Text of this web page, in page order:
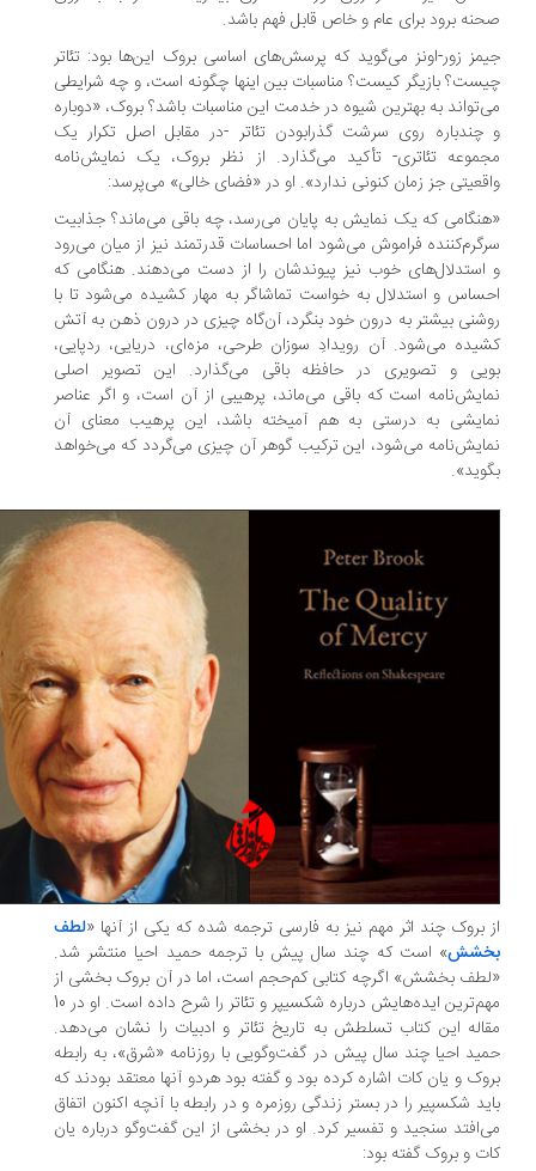
برود برای عام و خاص قابل فهم باشد.
زور-اونز می‌گوید که پرسش‌های اساسی بروک این‌ها بود: تئاتر
بازیگر کیست؟ مناسبات بین اینها چگونه است، و چه شرایطی
به بهترین شیوه در خدمت این مناسبات باشد؟ بروک، «دوباره
روی سرشت گذرا‌بودن تئاتر -در مقابل اصل تکرار یک
تئاتری- تأکید می‌گذارد. از نظر بروک، یک نمایش‌نامه
جز زمان کنونی ندارد». او در «فضای خالی» می‌پرسد:
که یک نمایش به پایان می‌رسد، چه باقی می‌ماند؟ جذابیت
فراموش می‌شود اما احساسات قدرتمند نیز از میان می‌رود
خوب نیز پیوندشان را از دست می‌دهند. هنگامی که
و استدلال به خواست تماشاگر به مهار کشیده می‌شود تا با
بیشتر به درون خود بنگرد، آن‌گاه چیزی در درون ذهن به آتش
می‌شود. آن رویدادِ سوزان طرحی، مزه‌ای، دریایی، ردپایی،
و تصویری در حافظه باقی می‌گذارد. این تصویر اصلی
است که باقی می‌ماند، پرهیبی از آن است، و اگر عناصر
به درستی به‌ هم آمیخته باشد، این پرهیب معنای آن
می‌شود، این ترکیب گوهر آن چیزی می‌گردد که می‌خواهد
بروک چند اثر مهم نیز به فارسی ترجمه شده که یکی از آنها «لطف
» است که چند سال پیش با ترجمه حمید احیا منتشر شد.
بخشش» اگرچه کتابی کم‌حجم است، اما در آن بروک بخشی از
مهم‌ترین ایده‌هایش درباره شکسیپر و تئاتر را شرح داده است. او در 10
این کتاب تسلطش به تاریخ تئاتر و ادبیات را نشان می‌دهد.
احیا چند سال پیش در گفت‌وگویی با روزنامه «شرق»، به رابطه
و یان کات اشاره کرده بود و گفته بود هردو آنها معتقد بودند که
شکسپیر را در بستر زندگی روزمره و در رابطه با آنچه اکنون اتفاق
سنجید و تفسیر کرد. او در بخشی از این گفت‌وگو درباره یان
و بروک گفته بود: